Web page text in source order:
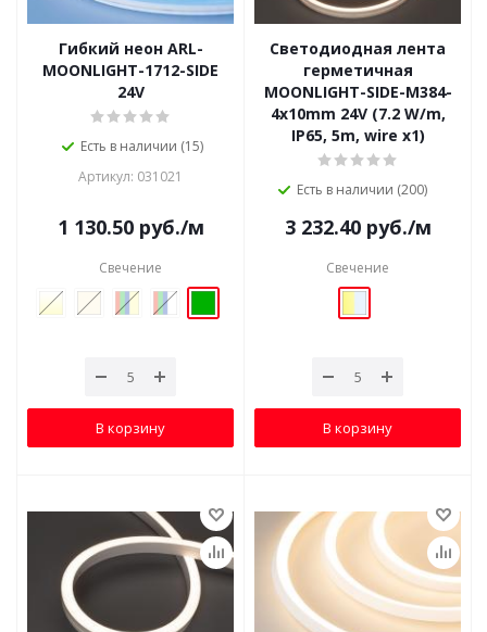
Гибкий неон ARL-
MOONLIGHT-1712-SIDE
24V
Есть в наличии (15)
Артикул: 031021
1 130.50руб./м
Свечение
В корзину
Светодиодная лента
герметичная
MOONLIGHT-SIDE-M384-
4x10mm 24V (7.2 W/m,
IP65, 5m, wire x1)
Есть в наличии (200)
3 232.40руб./м
Свечение
В корзину